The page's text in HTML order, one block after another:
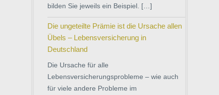
bilden Sie jeweils ein Beispiel. […]
Die ungeteilte Prämie ist die Ursache allen
Übels – Lebensversicherung in
Deutschland
Die Ursache für alle
Lebensversicherungsprobleme – wie auch
für viele andere Probleme im